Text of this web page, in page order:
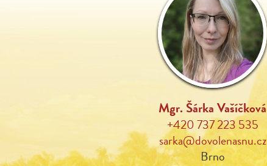
Mgr. Šárka Vašíčková
+420 737 223 535
sarka@dovolenasnu.cz
Brno